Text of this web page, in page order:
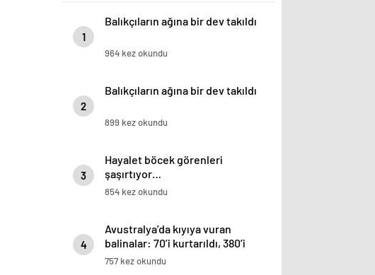
1
Balıkçıların ağına bir dev takıldı
964 kez okundu
2
Balıkçıların ağına bir dev takıldı
899 kez okundu
3
Hayalet böcek görenleri
şaşırtıyor…
854 kez okundu
4
Avustralya’da kıyıya vuran
balinalar: 70’i kurtarıldı, 380’i
öldü
757 kez okundu